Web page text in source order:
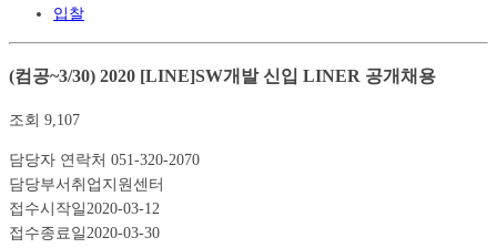
입찰
(컴공~3/30) 2020 [LINE]SW개발 신입 LINER 공개채용
조회 9,107
담당자 연락처 051-320-2070
담당부서 취업지원센터
접수시작일2020-03-12
접수종료일2020-03-30